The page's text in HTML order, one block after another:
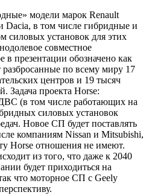
модели марок Renault
Dacia, в том числе гибридные и
силовых установок для этих
совместное
в презентации обозначено как
разбросанные по всему миру 17
центров и 19 тысяч
Задача проекта Horse:
(в том числе работающих на
силовых установок
Новое СП будет поставлять
компаниям Nissan и Mitsubishi,
Horse отношения не имеют.
из того, что даже к 2040
будет приходиться на
что моторное СП с Geely